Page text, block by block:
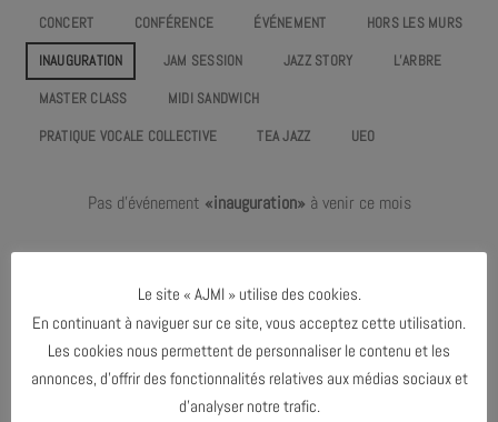
CONCERT
CONFÉRENCE ÉVÉNEMENT
HORS LES MURS
INAUGURATION
JAM SESSION JAZZ STORY
L’ARBRE
MASTER CLASS
MIDI SANDWICH
PRATIQUE VOCALE COLLECTIVE
TEA JAZZ UEO
Pas d'événement «inauguration» à venir ce mois
Le site « AJMI » utilise des cookies.
En continuant à naviguer sur ce site, vous acceptez cette utilisation.
Les cookies nous permettent de personnaliser le contenu et les
annonces, d’offrir des fonctionnalités relatives aux médias sociaux et
d’analyser notre trafic.